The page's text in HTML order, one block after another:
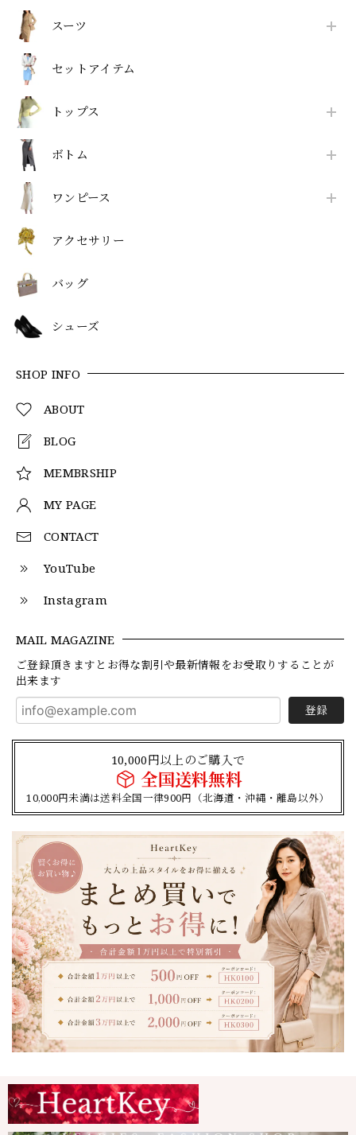
スーツ
セットアイテム
トップス
ボトム
ワンピース
アクセサリー
バッグ
シューズ
SHOP INFO
ABOUT
BLOG
MEMBRSHIP
MY PAGE
CONTACT
YouTube
Instagram
MAIL MAGAZINE
ご登録頂きますとお得な割引や最新情報をお受取りすることが
出来ます
登録
10,000円以上のご購入で
全国送料無料
10,000円未満は送料全国一律900円（北海道・沖縄・離島以外）